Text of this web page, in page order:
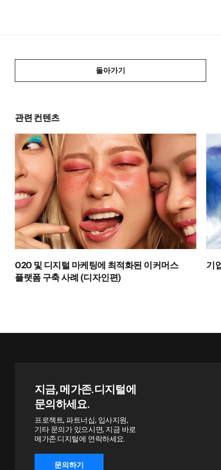
돌아가기
관련 컨텐츠
O2O 및 디지털 마케팅에 최적화된 이커머스
플랫폼 구축 사례 (디자인편)
기
지금, 메가존.디지털에
문의하세요.
프로젝트, 파트너십, 입사지원,
기타 문의가 있으시면, 지금 바로
메가존.디지털에 연락하세요.
문의하기